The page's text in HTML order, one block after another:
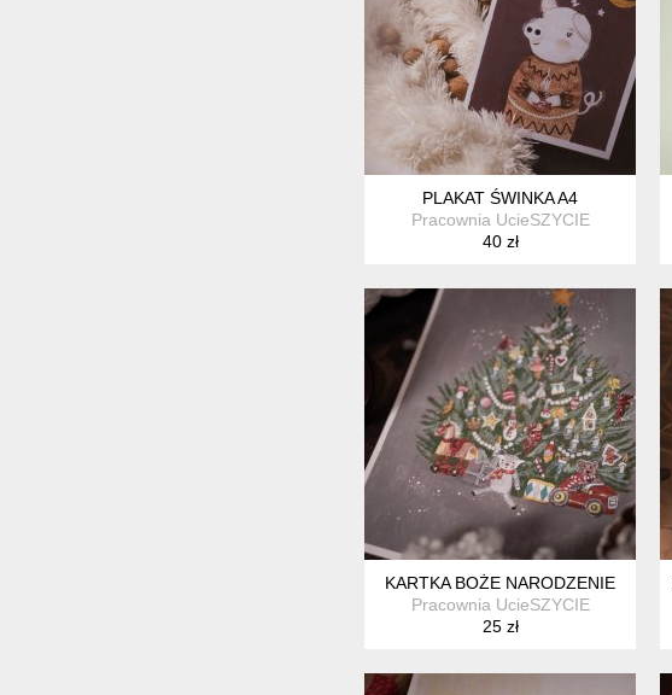
PLAKAT ŚWINKA A4
Pracownia UcieSZYCIE
40 zł
KARTKA BOŻE NARODZENIE
Pracownia UcieSZYCIE
25 zł